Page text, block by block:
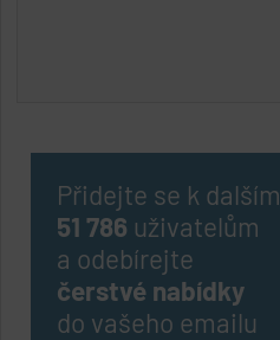
Přidejte se k dalším
51 786 uživatelům
a odebírejte
čerstvé nabídky
do vašeho emailu